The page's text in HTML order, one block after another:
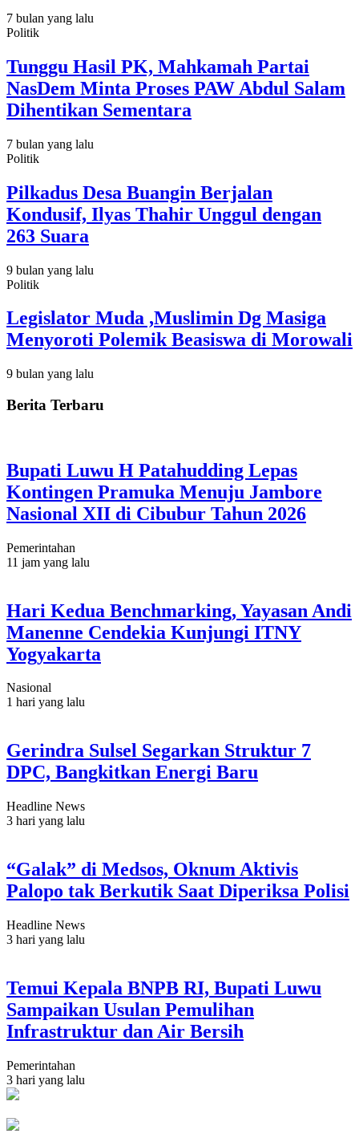
7 bulan yang lalu
Politik
Tunggu Hasil PK, Mahkamah Partai
NasDem Minta Proses PAW Abdul Salam
Dihentikan Sementara
7 bulan yang lalu
Politik
Pilkadus Desa Buangin Berjalan
Kondusif, Ilyas Thahir Unggul dengan
263 Suara
9 bulan yang lalu
Politik
Legislator Muda ,Muslimin Dg Masiga
Menyoroti Polemik Beasiswa di Morowali
9 bulan yang lalu
Berita Terbaru
Bupati Luwu H Patahudding Lepas
Kontingen Pramuka Menuju Jambore
Nasional XII di Cibubur Tahun 2026
Pemerintahan
11 jam yang lalu
Hari Kedua Benchmarking, Yayasan Andi
Manenne Cendekia Kunjungi ITNY
Yogyakarta
Nasional
1 hari yang lalu
Gerindra Sulsel Segarkan Struktur 7
DPC, Bangkitkan Energi Baru
Headline News
3 hari yang lalu
“Galak” di Medsos, Oknum Aktivis
Palopo tak Berkutik Saat Diperiksa Polisi
Headline News
3 hari yang lalu
Temui Kepala BNPB RI, Bupati Luwu
Sampaikan Usulan Pemulihan
Infrastruktur dan Air Bersih
Pemerintahan
3 hari yang lalu